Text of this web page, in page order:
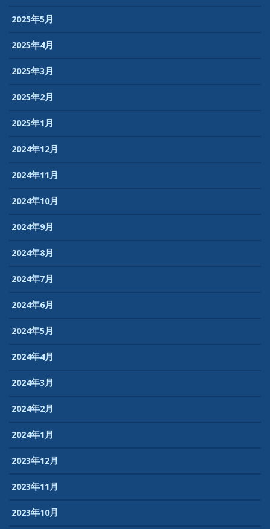
2025年5月
2025年4月
2025年3月
2025年2月
2025年1月
2024年12月
2024年11月
2024年10月
2024年9月
2024年8月
2024年7月
2024年6月
2024年5月
2024年4月
2024年3月
2024年2月
2024年1月
2023年12月
2023年11月
2023年10月